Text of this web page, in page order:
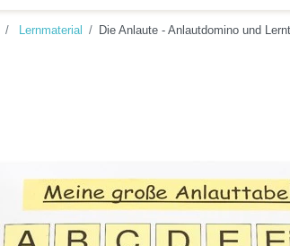
Lernmaterial Die Anlaute - Anlautdomino und